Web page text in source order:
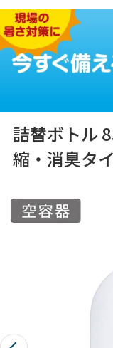
詰替ボトル
縮・消臭タ